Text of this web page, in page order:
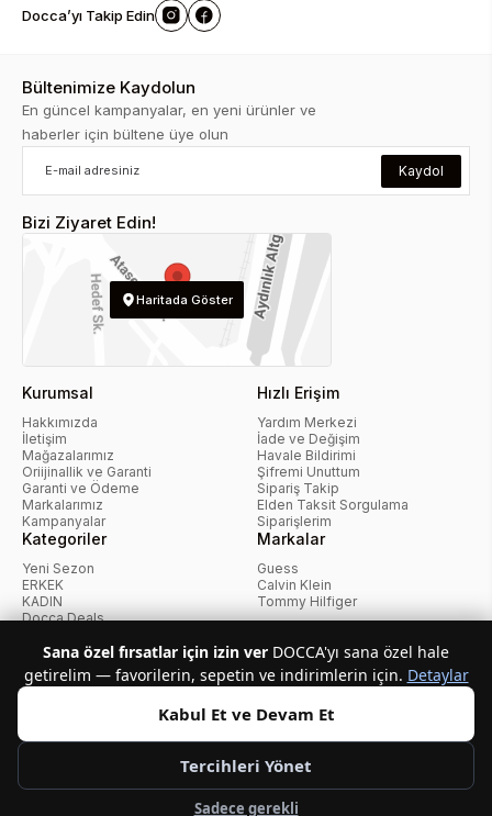
Sana özel fırsatlar için izin ver DOCCA'yı sana özel hale
getirelim — favorilerin, sepetin ve indirimlerin için. Detaylar
Kabul Et ve Devam Et
Tercihleri Yönet
Sadece gerekli
Docca’yı Takip Edin
Bültenimize Kaydolun
En güncel kampanyalar, en yeni ürünler ve
haberler için bültene üye olun
Kaydol
Bizi Ziyaret Edin!
Haritada Göster
Kurumsal
Hakkımızda
İletişim
Mağazalarımız
Oriijinallik ve Garanti
Garanti ve Ödeme
Markalarımız
Kampanyalar
Hızlı Erişim
Yardım Merkezi
İade ve Değişim
Havale Bildirimi
Şifremi Unuttum
Sipariş Takip
Elden Taksit Sorgulama
Siparişlerim
Kategoriler
Yeni Sezon
ERKEK
KADIN
Docca Deals
Markalar
Guess
Calvin Klein
Tommy Hilfiger
KvKK PolitikasıKullanıcı SözleşmesiMesafeli Satış Sözleşmesi
İptal ve İade PolitikasıÇerez Politikası
Telif Hakkı © 2026 Docca.com.tr Tüm hakları saklıdır.